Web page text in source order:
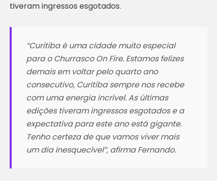
tiveram ingressos esgotados.
“Curitiba é uma cidade muito especial
para o Churrasco On Fire. Estamos felizes
demais em voltar pelo quarto ano
consecutivo, Curitiba sempre nos recebe
com uma energia incrível. As últimas
edições tiveram ingressos esgotados e a
expectativa para este ano está gigante.
Tenho certeza de que vamos viver mais
um dia inesquecível”, afirma Fernando.